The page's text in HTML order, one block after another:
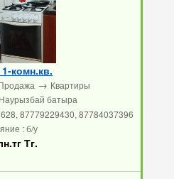
комн.кв.
→ Квартиры
батыра
87779229430, 87784037396
: б/у
Тг.